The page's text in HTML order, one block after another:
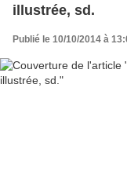
illustrée, sd.
Publié le 10/10/2014 à